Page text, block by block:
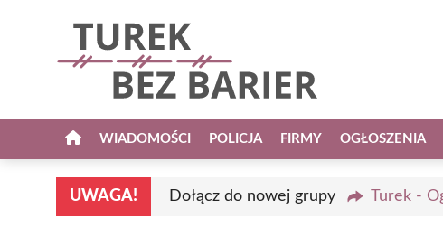
WIADOMOŚCI POLICJA FIRMY OGŁOSZENIA
UWAGA! Dołącz do nowej grupy Turek -